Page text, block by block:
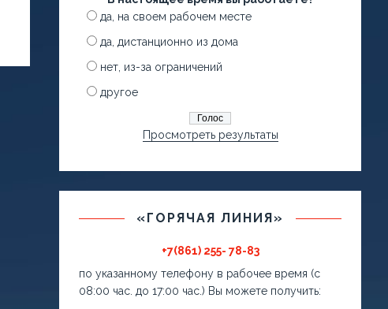
да, на своем рабочем месте
да, дистанционно из дома
нет, из-за ограничений
другое
Просмотреть результаты
«ГОРЯЧАЯ ЛИНИЯ»
+7(861) 255- 78-83
по указанному телефону в рабочее время (с
08:00 час. до 17:00 час.) Вы можете получить: